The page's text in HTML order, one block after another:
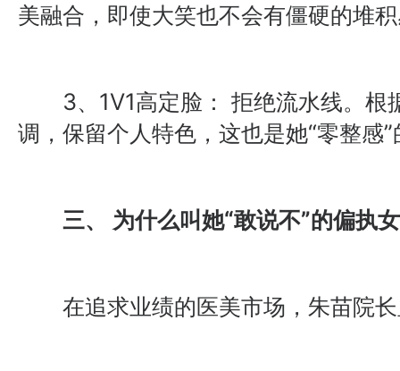
美融合，即使大笑也不会有僵硬的堆
3、1V1高定脸： 拒绝流水线。根
调，保留个人特色，这也是她“零整感
三、 为什么叫她“敢说不”的偏执
在追求业绩的医美市场，朱苗院长